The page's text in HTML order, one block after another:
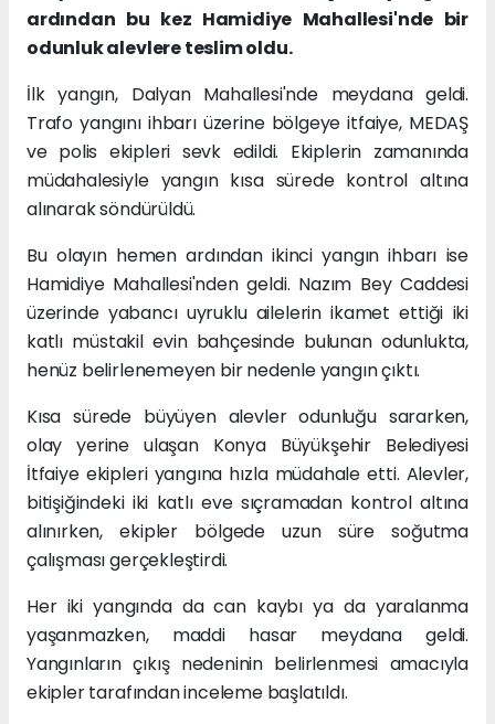
ardından bu kez Hamidiye Mahallesi'nde bir
odunluk alevlere teslim oldu.
İlk yangın, Dalyan Mahallesi'nde meydana geldi.
Trafo yangını ihbarı üzerine bölgeye itfaiye, MEDAŞ
ve polis ekipleri sevk edildi. Ekiplerin zamanında
müdahalesiyle yangın kısa sürede kontrol altına
alınarak söndürüldü.
Bu olayın hemen ardından ikinci yangın ihbarı ise
Hamidiye Mahallesi'nden geldi. Nazım Bey Caddesi
üzerinde yabancı uyruklu ailelerin ikamet ettiği iki
katlı müstakil evin bahçesinde bulunan odunlukta,
henüz belirlenemeyen bir nedenle yangın çıktı.
Kısa sürede büyüyen alevler odunluğu sararken,
olay yerine ulaşan Konya Büyükşehir Belediyesi
İtfaiye ekipleri yangına hızla müdahale etti. Alevler,
bitişiğindeki iki katlı eve sıçramadan kontrol altına
alınırken, ekipler bölgede uzun süre soğutma
çalışması gerçekleştirdi.
Her iki yangında da can kaybı ya da yaralanma
yaşanmazken, maddi hasar meydana geldi.
Yangınların çıkış nedeninin belirlenmesi amacıyla
ekipler tarafından inceleme başlatıldı.